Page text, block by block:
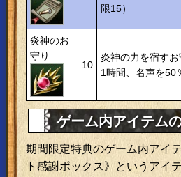
限15）
炎神のお
守り
10
炎神の力を宿すお
1時間、名声を50
ゲーム内アイテム
期間限定特典のゲーム内アイ
ト感謝ボックス》というアイ